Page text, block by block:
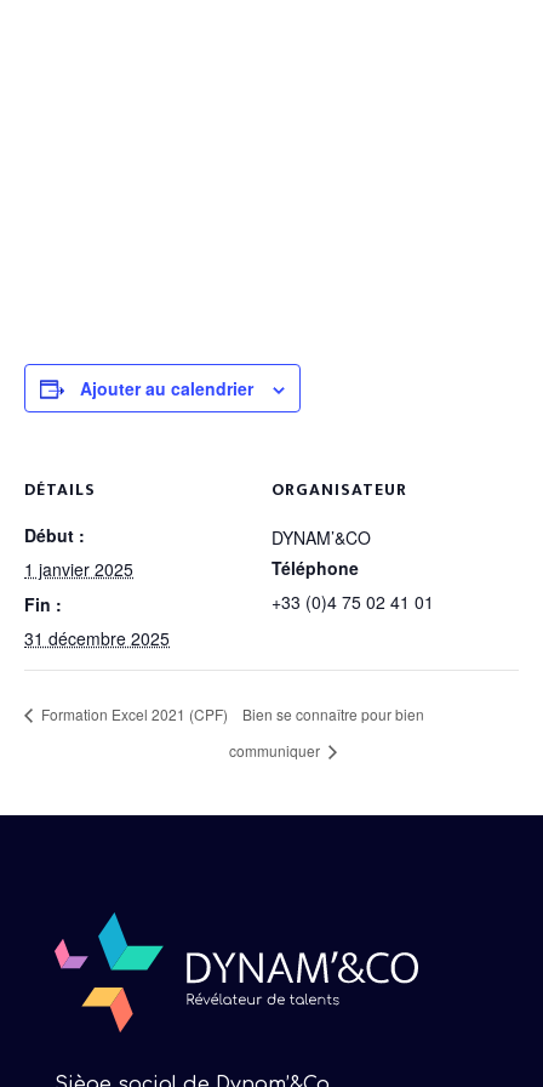
Ajouter au calendrier
DÉTAILS
Début :
1 janvier 2025
Fin :
31 décembre 2025
ORGANISATEUR
DYNAM’&CO
Téléphone
+33 (0)4 75 02 41 01
Formation Excel 2021 (CPF)
Bien se connaître pour bien
communiquer